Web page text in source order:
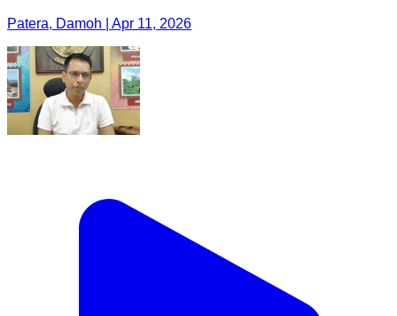
Patera, Damoh | Apr 11, 2026